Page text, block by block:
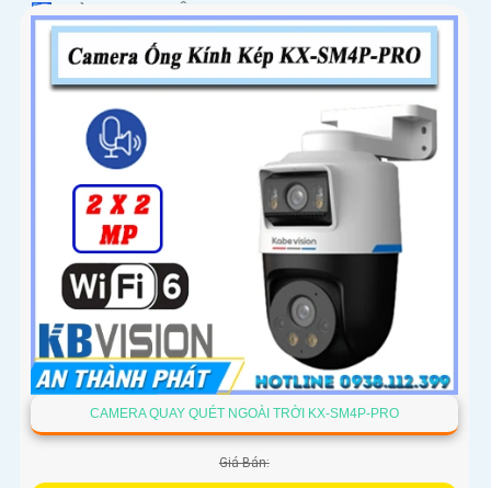
️🛃 Khả Năng :Thu Âm.
CAMERA QUAY QUÉT NGOÀI TRỜI KX-SM4P-PRO
Giá Bán: